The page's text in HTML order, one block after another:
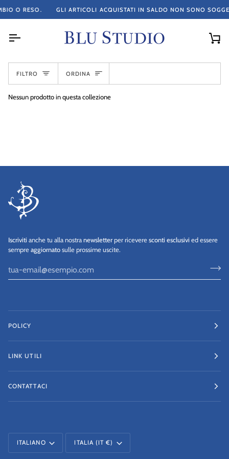
al
O RESO. GLI ARTICOLI ACQUISTATI IN SALDO NON SONO
FILTRO ORDINA
ORDINA
Nessun prodotto in questa collezione
Iscrivitianche tu alla nostranewsletterper riceveresconti esclusivied essere
sempreaggiornatosulle prossime uscite.
POLICY
LINK UTILI
CONTATTACI
LINGUA
ITALIANO VALUTA
ITALIA (IT €)